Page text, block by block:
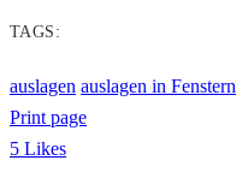
TAGS:
auslagen auslagen in Fenstern
Print page
5 Likes